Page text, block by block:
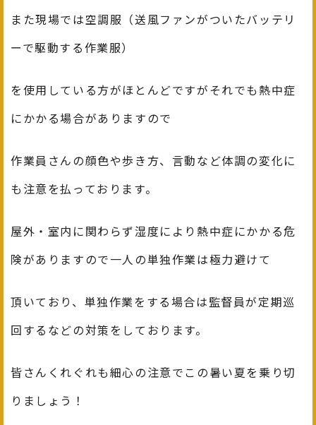
また現場では空調服（送風ファンがついたバッテリ
ーで駆動する作業服）
を使用している方がほとんどですがそれでも熱中症
にかかる場合がありますので
作業員さんの顔色や歩き方、言動など体調の変化に
も注意を払っております。
屋外・室内に関わらず湿度により熱中症にかかる危
険がありますので一人の単独作業は極力避けて
頂いており、単独作業をする場合は監督員が定期巡
回するなどの対策をしております。
皆さんくれぐれも細心の注意でこの暑い夏を乗り切
りましょう！